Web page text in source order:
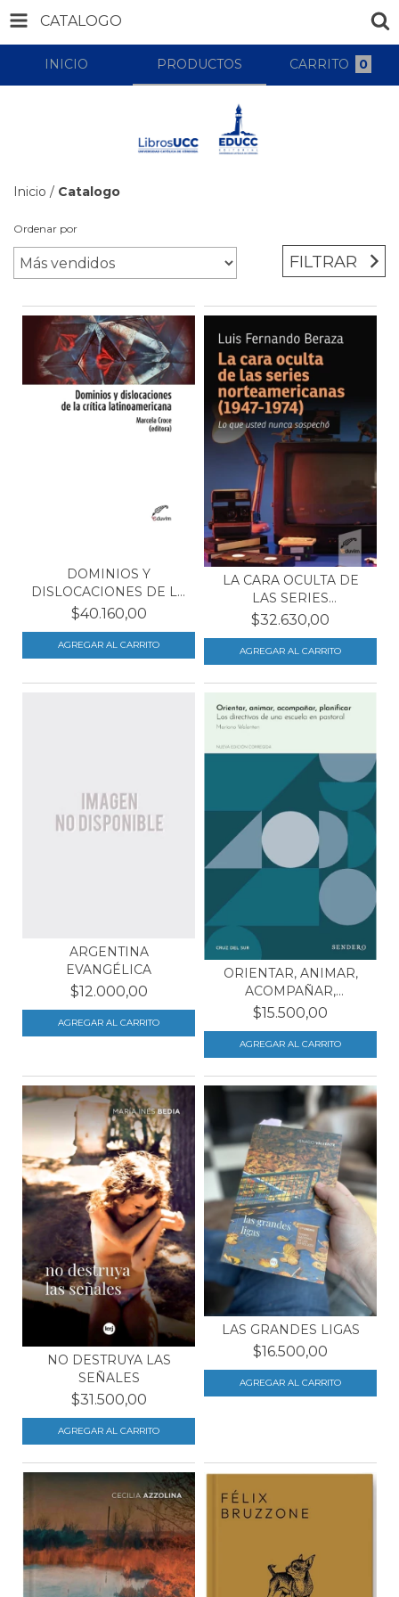
CATALOGO
INICIO PRODUCTOS CARRITO 0
Inicio / Catalogo
Ordenar por
FILTRAR
DOMINIOS Y
DISLOCACIONES DE LA
CRÍTICA L...
$40.160,00
LA CARA OCULTA DE
LAS SERIES
NORTEAMERIC...
$32.630,00
ARGENTINA
EVANGÉLICA
$12.000,00
ORIENTAR, ANIMAR,
ACOMPAÑAR,
PLANIFICAR
$15.500,00
NO DESTRUYA LAS
SEÑALES
$31.500,00
LAS GRANDES LIGAS
$16.500,00